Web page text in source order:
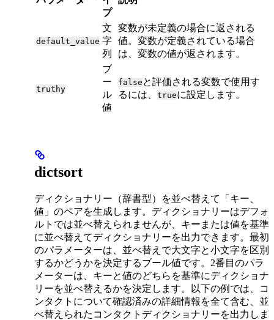
プ
default_value
文
字
列
変数が未定義の場合に返される
値。変数が定義されている場合
は、変数の値が返されます。
truthy
ブ
ー
ル
値
false と評価される変数で使用す
るには、 trueに設定します。
dictsort
ディクショナリー（辞書型）を並べ替えて「キー、
値」のペアを生成します。ディクショナリーはデフォ
ルトでは並べ替えられませんが、キーまたは値を基準
に並べ替えてディクショナリーを出力できます。最初
のパラメーターは、並べ替えで大文字と小文字を区別
するかどうかを決定するブール値です。2番目のパラ
メーターは、キーと値のどちらを基準にディクショナ
リーを並べ替えるかを決定します。以下の例では、コ
ンタクトについて確認済みの詳細情報を全て含む、並
べ替えられたコンタクトディクショナリーを出力しま